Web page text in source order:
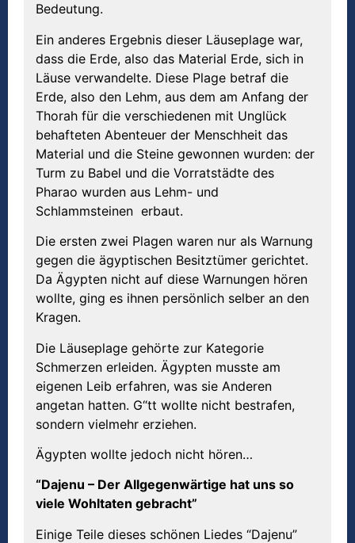
Bedeutung.
Ein anderes Ergebnis dieser Läuseplage war,
dass die Erde, also das Material Erde, sich in
Läuse verwandelte. Diese Plage betraf die
Erde, also den Lehm, aus dem am Anfang der
Thorah für die verschiedenen mit Unglück
behafteten Abenteuer der Menschheit das
Material und die Steine gewonnen wurden: der
Turm zu Babel und die Vorratstädte des
Pharao wurden aus Lehm- und
Schlammsteinen erbaut.
Die ersten zwei Plagen waren nur als Warnung
gegen die ägyptischen Besitztümer gerichtet.
Da Ägypten nicht auf diese Warnungen hören
wollte, ging es ihnen persönlich selber an den
Kragen.
Die Läuseplage gehörte zur Kategorie
Schmerzen erleiden. Ägypten musste am
eigenen Leib erfahren, was sie Anderen
angetan hatten. G“tt wollte nicht bestrafen,
sondern vielmehr erziehen.
Ägypten wollte jedoch nicht hören…
“Dajenu – Der Allgegenwärtige hat uns so
viele Wohltaten gebracht”
Einige Teile dieses schönen Liedes “Dajenu”